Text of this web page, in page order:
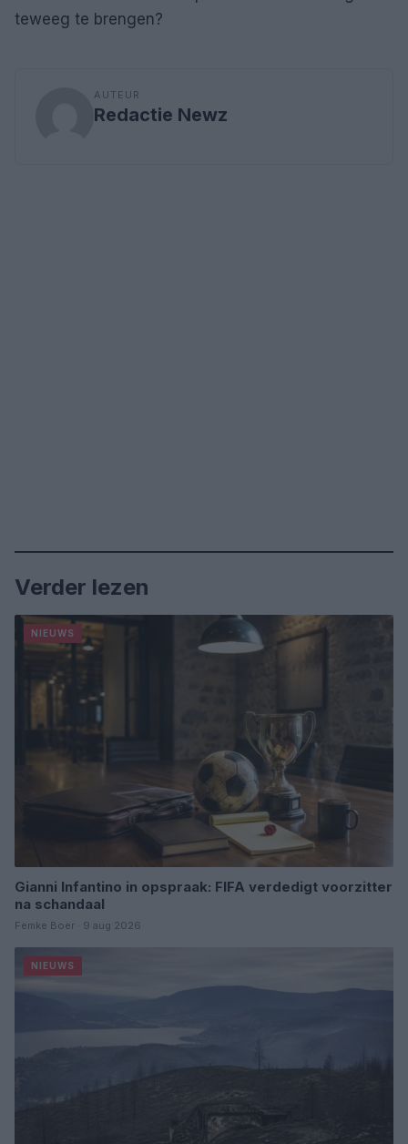
teweeg te brengen?
AUTEUR
Redactie Newz
Verder lezen
NIEUWS
Gianni Infantino in opspraak: FIFA verdedigt voorzitter
na schandaal
Femke Boer · 9 aug 2026
NIEUWS